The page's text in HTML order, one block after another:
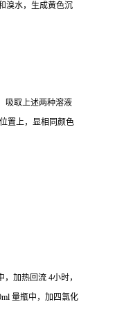
溴水，生成黄色沉
吸取上述两种溶液
置上，显相同颜色
，加热回流 4小时，
量瓶中，加四氯化